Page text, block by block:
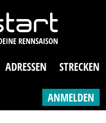
ADRESSEN
STRECKEN
ANMELDEN